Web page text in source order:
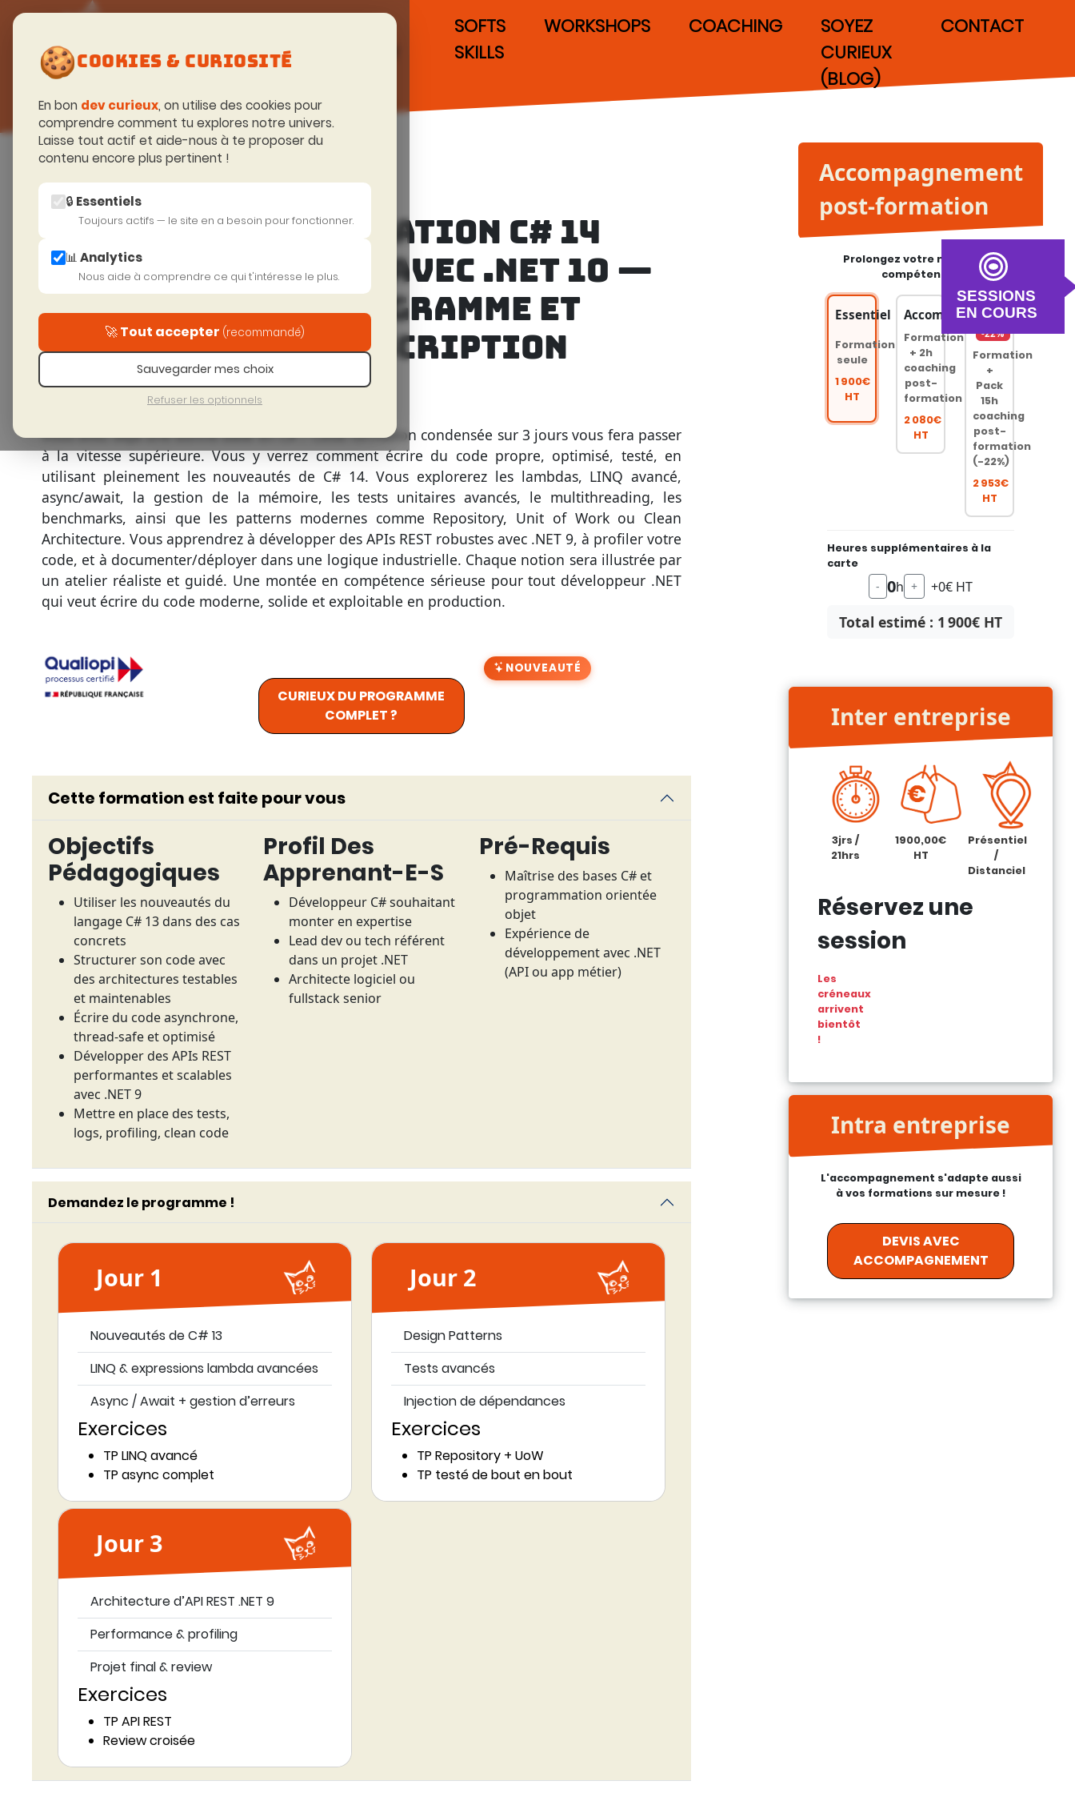
SESSIONS
EN COURS
🍪COOKIES & CURIOSITÉ
En bon dev curieux, on utilise des cookies pour
comprendre comment tu explores notre univers.
Laisse tout actif et aide-nous à te proposer du
contenu encore plus pertinent !
🔒 Essentiels
Toujours actifs — le site en a besoin pour fonctionner.
📊 Analytics
Nous aide à comprendre ce qui t'intéresse le plus.
🚀 Tout accepter (recommandé)
Sauvegarder mes choix
Refuser les optionnels
TECHNIQUES
SOFTS
SKILLS
WORKSHOPS COACHING
SOYEZ
CURIEUX
(BLOG)
CONTACT
Accueil > Excellence Technique
Accompagnement
post-formation
Prolongez votre montée en
compétences
Essentiel
Formation
seule
1 900€
HT
Accompagné
Formation
+ 2h
coaching
post-
formation
2 080€
HT
Premium
-22%
Formation
+
Pack
15h
coaching
post-
formation
(-22%)
2 953€
HT
Heures supplémentaires à la
carte
- 0h + +0€ HT
Total estimé : 1 900€ HT
Inter entreprise
3jrs /
21hrs
1900,00€
HT
Présentiel
/
Distanciel
Réservez une
session
Les
créneaux
arrivent
bientôt
!
Intra entreprise
L'accompagnement s'adapte aussi
à vos formations sur mesure !
DEVIS AVEC
ACCOMPAGNEMENT
FORMATION C# 14
AVANCÉ AVEC .NET 10 —
PROGRAMME ET
INSCRIPTION
Vous avez déjà une bonne base en C# ? Cette formation condensée sur 3 jours vous fera passer
à la vitesse supérieure. Vous y verrez comment écrire du code propre, optimisé, testé, en
utilisant pleinement les nouveautés de C# 14. Vous explorerez les lambdas, LINQ avancé,
async/await, la gestion de la mémoire, les tests unitaires avancés, le multithreading, les
benchmarks, ainsi que les patterns modernes comme Repository, Unit of Work ou Clean
Architecture. Vous apprendrez à développer des APIs REST robustes avec .NET 9, à profiler votre
code, et à documenter/déployer dans une logique industrielle. Chaque notion sera illustrée par
un atelier réaliste et guidé. Une montée en compétence sérieuse pour tout développeur .NET
qui veut écrire du code moderne, solide et exploitable en production.
CURIEUX DU PROGRAMME
COMPLET ?
NOUVEAUTÉ
Cette formation est faite pour vous
Objectifs
Pédagogiques
Utiliser les nouveautés du
langage C# 13 dans des cas
concrets
Structurer son code avec
des architectures testables
et maintenables
Écrire du code asynchrone,
thread-safe et optimisé
Développer des APIs REST
performantes et scalables
avec .NET 9
Mettre en place des tests,
logs, profiling, clean code
Profil Des
Apprenant-E-S
Développeur C# souhaitant
monter en expertise
Lead dev ou tech référent
dans un projet .NET
Architecte logiciel ou
fullstack senior
Pré-Requis
Maîtrise des bases C# et
programmation orientée
objet
Expérience de
développement avec .NET
(API ou app métier)
Demandez le programme !
Jour 1
Nouveautés de C# 13
LINQ & expressions lambda avancées
Async / Await + gestion d’erreurs
Exercices
TP LINQ avancé
TP async complet
Jour 2
Design Patterns
Tests avancés
Injection de dépendances
Exercices
TP Repository + UoW
TP testé de bout en bout
Jour 3
Architecture d’API REST .NET 9
Performance & profiling
Projet final & review
Exercices
TP API REST
Review croisée